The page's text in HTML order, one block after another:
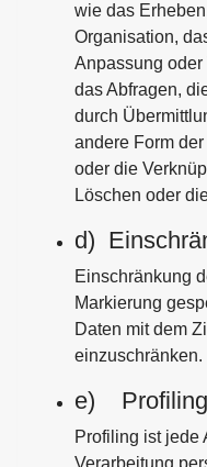
wie das
Organisation,
Anpassung oder
das Abfragen,
durch
andere Form
oder die
Löschen oder
d)
Einschränkung
Markierung
Daten mit dem
einzuschränken.
e) Profiling
Profiling ist jede
Verarbeitung